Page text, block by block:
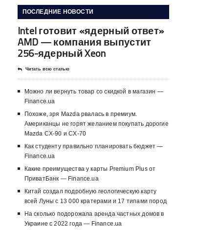
ПОСЛЕДНИЕ НОВОСТИ
Intel готовит «ядерный ответ»
AMD — компания выпустит
256-ядерный Xeon
Читать всю статью
Можно ли вернуть товар со скидкой в ​​магазин —
Finance.ua
Похоже, зря Mazda рвалась в премиум.
Американцы не горят желанием покупать дорогие
Mazda CX-90 и CX-70
Как студенту правильно планировать бюджет —
Finance.ua
Какие преимущества у карты Premium Plus от
ПриватБанк — Finance.ua
Китай создал подробную геологическую карту
всей Луны с 13 000 кратерами и 17 типами пород
На сколько подорожала аренда частных домов в
Украине с 2022 года — Finance.ua